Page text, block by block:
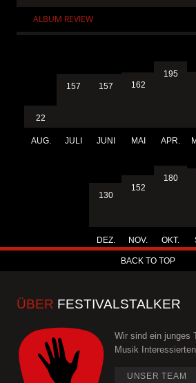
ALBUM REVIEW
22
AUG.
157
JULI
157
JUNI
162
MAI
195
APR.
130
DEZ.
152
NOV.
180
OKT.
BACK TO TOP
ÜBER FESTIVALSTALKER
Wir sind ein junges
Musik
UNSER TEAM